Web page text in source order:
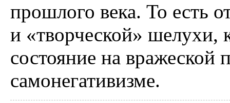
прошлого века. То есть
и «творческой» шелухи,
состояние на вражеской
самонегативизме.